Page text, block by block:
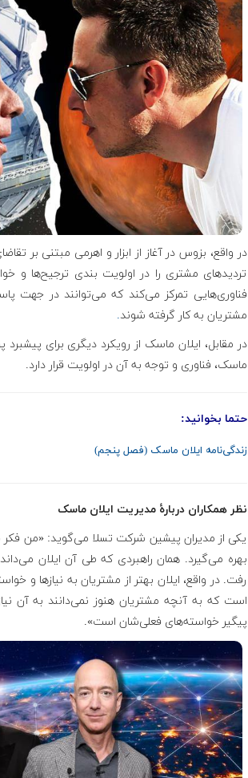
در واقع، بزوس در آغاز از ابزار و اهرمی مبتنی بر
تردیدهای مشتری را در اولویت بندی ترجیح‌ها
فناوری‌هایی تمرکز می‌کند که می‌توانند در جهت
مشتریان به کار گرفته شوند.
در مقابل، ایلان ماسک از رویکرد دیگری برای پیشبرد
ماسک، فناوری و توجه به آن در اولویت قرار دارد.
حتما بخوانید:
زندگی‌نامه ایلان ماسک (فصل پنجم)
نظر همکاران دربارهٔ مدیریت ایلان ماسک
یکی از مدیران پیشین شرکت تسلا می‌گوید: «من فکر
بهره می‌گیرد. همان راهبردی که طی آن ایلان
رفت. در واقع، ایلان بهتر از مشتریان به نیازها و
است که به آنچه مشتریان هنوز نمی‌دانند به آن
پیگیر خواسته‌های فعلی‌شان است».